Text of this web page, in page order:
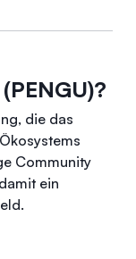
die das
Community
ein